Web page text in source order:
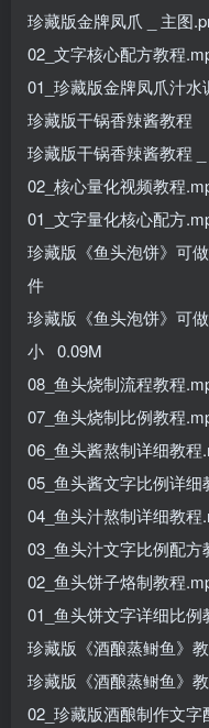
珍藏版金牌凤爪 _ 主
02_文字核心配方教程
01_珍藏版金牌凤爪汁
珍藏版干锅香辣酱教
珍藏版干锅香辣酱教
02_核心量化视频教程
01_文字量化核心配方
珍藏版《鱼头泡饼》
件
珍藏版《鱼头泡饼》可
小 0.09M
08_鱼头烧制流程教程
07_鱼头烧制比例教程
06_鱼头酱熬制详细教
05_鱼头酱文字比例详
04_鱼头汁熬制详细教
03_鱼头汁文字比例配
02_鱼头饼子烙制教程
01_鱼头饼文字详细比
珍藏版《酒酿蒸鲥鱼
珍藏版《酒酿蒸鲥鱼
02_珍藏版酒酿制作文